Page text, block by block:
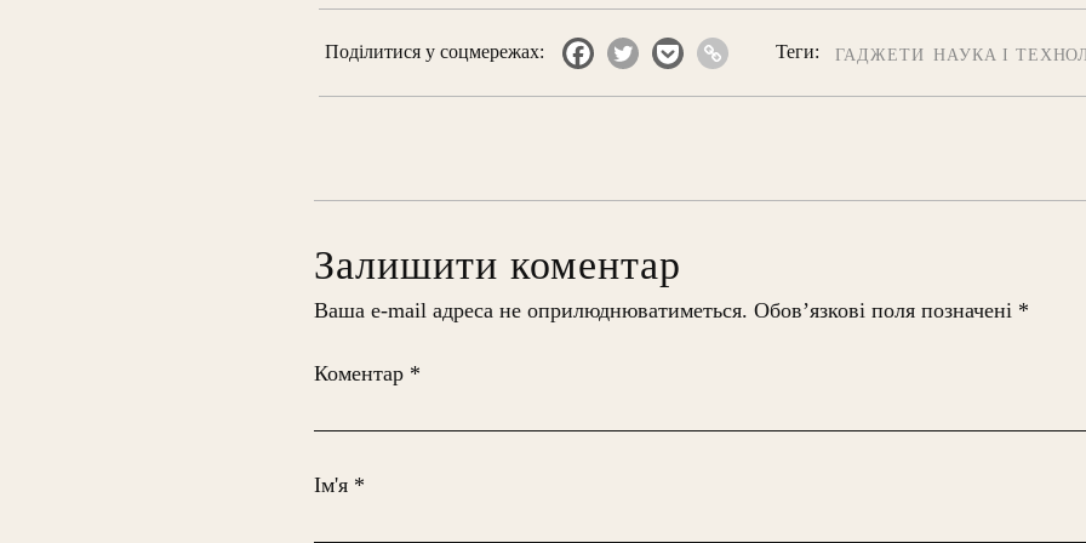
Поділитися у соцмережах: Теги: ГАДЖЕТИ НАУКА І
Залишити коментар
Ваша e-mail адреса не оприлюднюватиметься. Обов’язкові поля позначені *
Коментар *
Ім'я *